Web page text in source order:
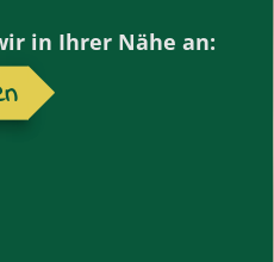
in Ihrer Nähe an: